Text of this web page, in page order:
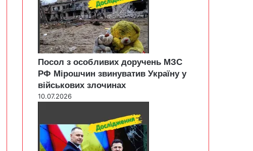
Посол з особливих доручень МЗС
РФ Мірошчин звинуватив Україну у
військових злочинах
10.07.2026